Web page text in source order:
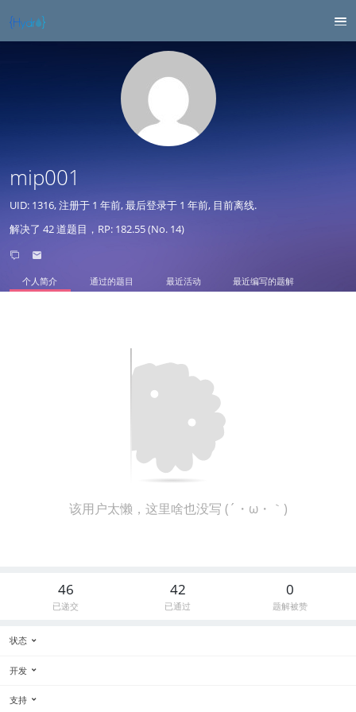
mip001
UID: 1316, 注册于 1 年前, 最后登录于 1 年前, 目前离线.
解决了 42 道题目，RP: 182.55 (No. 14)
个人简介 通过的题目 最近活动 最近编写的题解
该用户太懒，这里啥也没写 (´・ω・｀)
46
已递交
42
已通过
0
题解被赞
状态
开发
支持